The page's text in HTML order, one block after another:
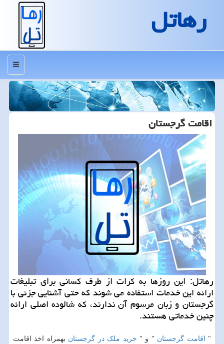
رهاتل
منو
اقامت گرجستان
رهاتل: این روزها به كرات از طرف كسانی برای تبلیغات
ارائه این خدمات استفاده می شوند كه حتی آشنایی جزئی با
گرجستان و زبان مرسوم آن ندارند، كه شالوده اصلی ارائه
چنین خدماتی هستند.
" اقامت گرجستان " و " خرید ملک در گرجستان بهمراه اخذ اقامت